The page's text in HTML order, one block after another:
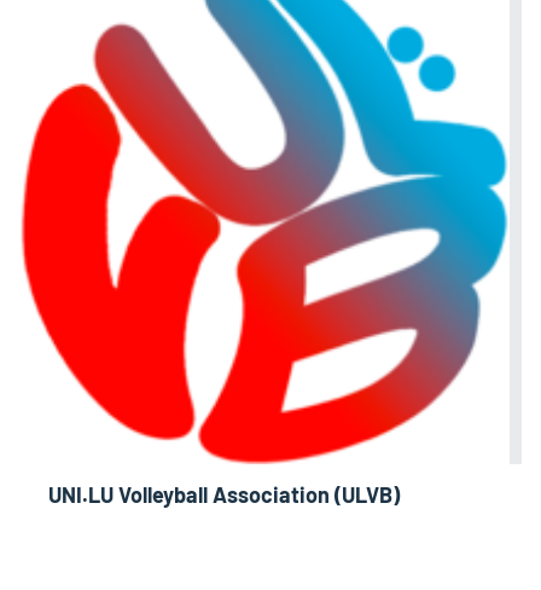
UNI.LU Volleyball Association (ULVB)